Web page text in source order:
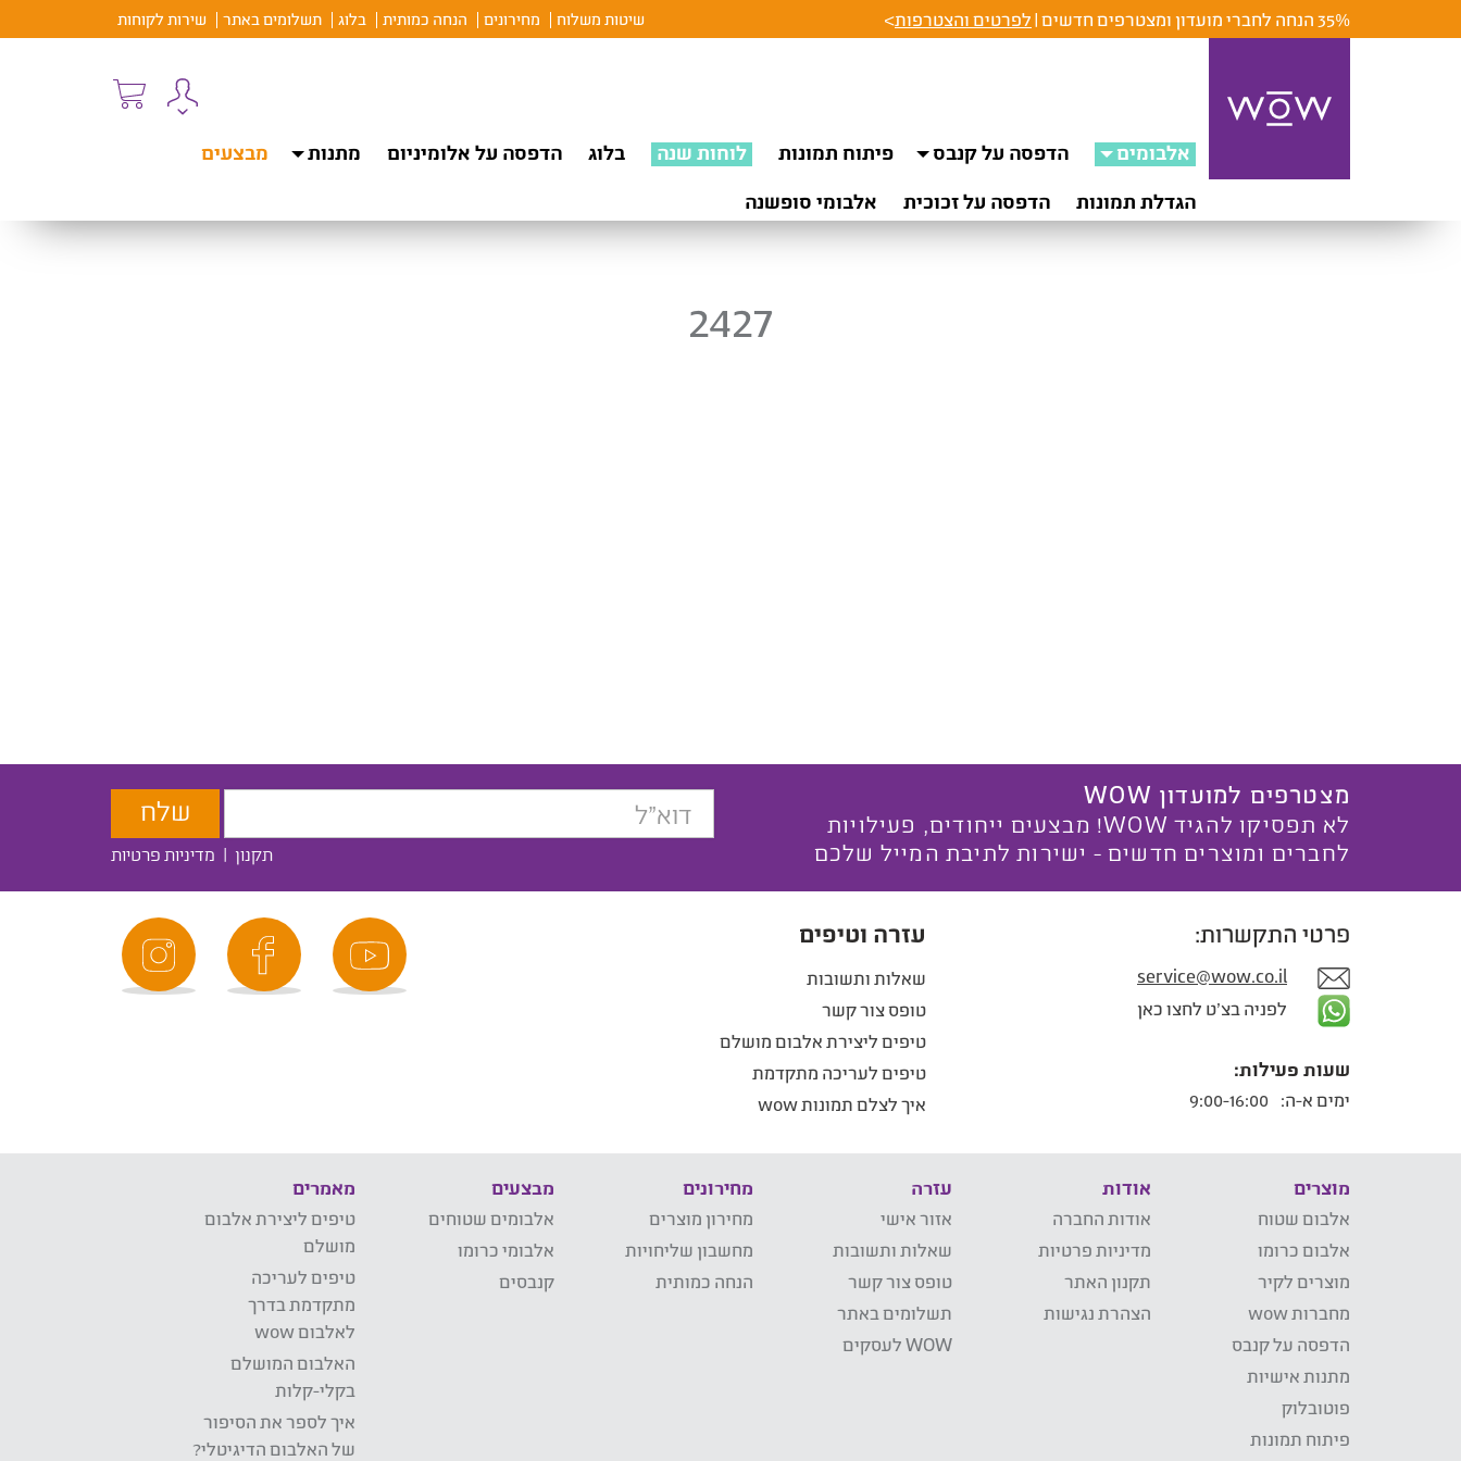
35% הנחה לחברי מועדון ומצטרפים חדשים | לפרטים והצטרפות> שיטות משלוח מחירונים הנחה כמותית בלוג תשלומים באתר שירות לקוחות
אלבומים הדפסה על קנבס פיתוח תמונות לוחות שנה בלוג הדפסה על אלומיניום מתנות
מבצעים
הגדלת תמונות
הדפסה על זכוכית אלבומי סופשנה
2427
מצטרפים למועדון WOW
לא תפסיקו להגיד WOW! מבצעים ייחודים, פעילויות
לחברים ומוצרים חדשים - ישירות לתיבת המייל שלכם
תקנון | מדיניות פרטיות
פרטי התקשרות:
service@wow.co.il
לפניה בצ'ט לחצו כאן
שעות פעילות:
ימים א-ה:
עזרה וטיפים
שאלות ותשובות
טופס צור קשר
טיפים ליצירת אלבום מושלם
טיפים לעריכה מתקדמת
איך לצלם תמונות wow
מוצרים
אלבום שטוח
אלבום כרומו
מוצרים לקיר
מחברות wow
הדפסה על קנבס
מתנות אישיות
פוטובלוק
פיתוח תמונות
אודות
אודות החברה
מדיניות פרטיות
תקנון האתר
הצהרת נגישות
עזרה
אזור אישי
שאלות ותשובות
טופס צור קשר
תשלומים באתר
WOW לעסקים
מחירונים
מחירון מוצרים
מחשבון שליחויות
הנחה כמותית
מבצעים
אלבומים שטוחים
אלבומי כרומו
קנבסים
מאמרים
טיפים ליצירת אלבום
מושלם
טיפים לעריכה
מתקדמת בדרך
לאלבום wow
האלבום המושלם
בקלי-קלות
איך לספר את הסיפור
של האלבום הדיגיטלי?